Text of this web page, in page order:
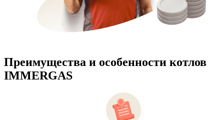
Преимущества и особенности котлов
IMMERGAS